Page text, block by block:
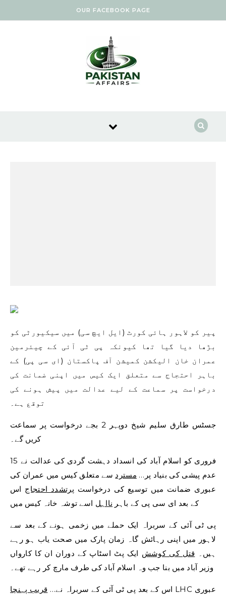
OUR FACEBOOK PAGE
پیر کو لاہور ہائی کورٹ (ایل ایچ سی) میں سیکیورٹی کو
بڑھا دیا گیا تھا کیونکہ پی ٹی آئی کے چیئرمین
عمران خان الیکشن کمیشن آف پاکستان (ای سی پی) کے
باہر احتجاج سے متعلق ایک کیس میں اپنی ضمانت کی
درخواست پر سماعت کے لیے عدالت میں پیش ہونے کی
توقع ہے۔
جسٹس طارق سلیم شیخ دوپہر 2 بجے درخواست پر سماعت
کریں گے۔
15 فروری کو اسلام آباد کی انسداد دہشت گردی کی عدالت نے
عدم پیشی کی بنیاد پر… مسترد سے متعلق کیس میں عمران کی
عبوری ضمانت میں توسیع کی درخواست پرتشدد احتجاج اس
کے بعد ای سی پی کے باہر نااہل اسے توشہ خانہ کیس میں
پی ٹی آئی کے سربراہ ایک حملے میں زخمی ہونے کے بعد سے
لاہور میں اپنی رہائش گاہ زمان پارک میں صحت یاب ہو رہے
ہیں۔ قتل کی کوشش ایک پٹ اسٹاپ کے دوران ان کا کارواں
وزیر آباد میں بنا جب وہ اسلام آباد کی طرف مارچ کر رہے تھے۔
اس کے بعد پی ٹی آئی کے سربراہ نے… قریب پہنچا
LHC عبوری